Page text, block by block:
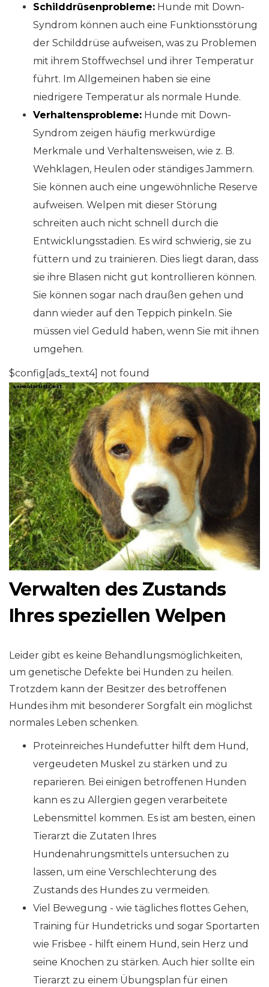
Schilddrüsenprobleme: Hunde mit Down-
Syndrom können auch eine Funktionsstörung
der Schilddrüse aufweisen, was zu Problemen
mit ihrem Stoffwechsel und ihrer Temperatur
führt. Im Allgemeinen haben sie eine
niedrigere Temperatur als normale Hunde.
Verhaltensprobleme: Hunde mit Down-
Syndrom zeigen häufig merkwürdige
Merkmale und Verhaltensweisen, wie z. B.
Wehklagen, Heulen oder ständiges Jammern.
Sie können auch eine ungewöhnliche Reserve
aufweisen. Welpen mit dieser Störung
schreiten auch nicht schnell durch die
Entwicklungsstadien. Es wird schwierig, sie zu
füttern und zu trainieren. Dies liegt daran, dass
sie ihre Blasen nicht gut kontrollieren können.
Sie können sogar nach draußen gehen und
dann wieder auf den Teppich pinkeln. Sie
müssen viel Geduld haben, wenn Sie mit ihnen
umgehen.
$config[ads_text4] not found
Verwalten des Zustands
Ihres speziellen Welpen
Leider gibt es keine Behandlungsmöglichkeiten,
um genetische Defekte bei Hunden zu heilen.
Trotzdem kann der Besitzer des betroffenen
Hundes ihm mit besonderer Sorgfalt ein möglichst
normales Leben schenken.
Proteinreiches Hundefutter hilft dem Hund,
vergeudeten Muskel zu stärken und zu
reparieren. Bei einigen betroffenen Hunden
kann es zu Allergien gegen verarbeitete
Lebensmittel kommen. Es ist am besten, einen
Tierarzt die Zutaten Ihres
Hundenahrungsmittels untersuchen zu
lassen, um eine Verschlechterung des
Zustands des Hundes zu vermeiden.
Viel Bewegung - wie tägliches flottes Gehen,
Training für Hundetricks und sogar Sportarten
wie Frisbee - hilft einem Hund, sein Herz und
seine Knochen zu stärken. Auch hier sollte ein
Tierarzt zu einem Übungsplan für einen